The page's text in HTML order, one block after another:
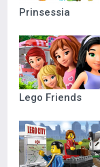
Prinsessia
Lego Friends